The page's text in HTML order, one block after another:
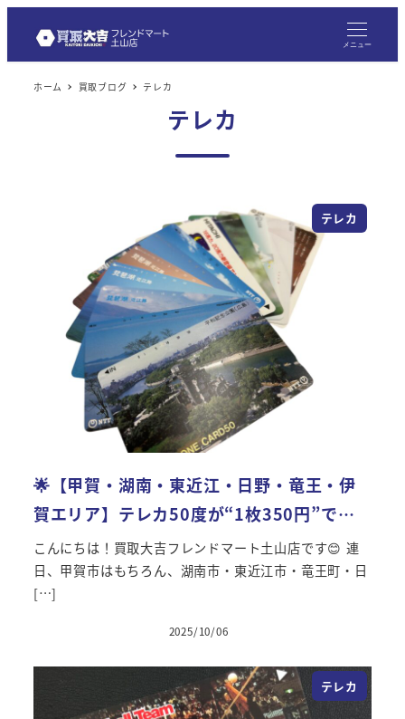
メニュー
ホーム 買取ブログ テレカ
テレカ
テレカ
🌟【甲賀・湖南・東近江・日野・竜王・伊
賀エリア】テレカ50度が“1枚350円”で…
こんにちは！買取大吉フレンドマート土山店です😊 連
日、甲賀市はもちろん、湖南市・東近江市・竜王町・日
[…]
投稿日
2025/10/06
テレカ